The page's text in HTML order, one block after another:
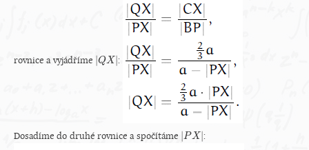
rovnice a vyjádříme |QX |
QX| :
Dosadíme do druhé rovnice a spočítáme | PX |
PX| :